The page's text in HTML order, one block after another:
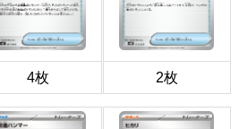
4枚 2枚